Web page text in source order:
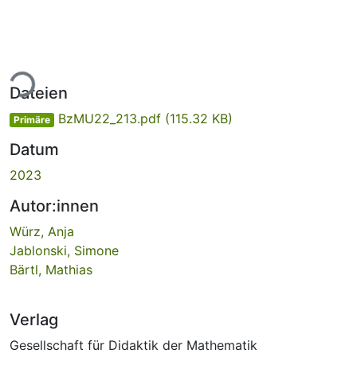
Dateien
Primäre BzMU22_213.pdf (115.32 KB)
Datum
2023
Autor:innen
Würz, Anja
Jablonski, Simone
Bärtl, Mathias
Verlag
Gesellschaft für Didaktik der Mathematik